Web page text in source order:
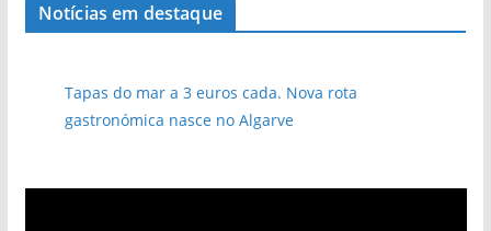
Notícias em destaque
Tapas do mar a 3 euros cada. Nova rota
gastronómica nasce no Algarve